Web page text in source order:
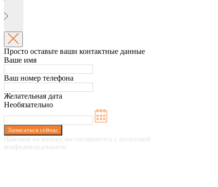
Просто оставьте ваши контактные данные
Ваше имя
Ваш номер телефона
Желательная дата
Необязательно
Записаться сейчас
Нажимая на кнопку вы соглашаетесь с политикой
конфиденциальности